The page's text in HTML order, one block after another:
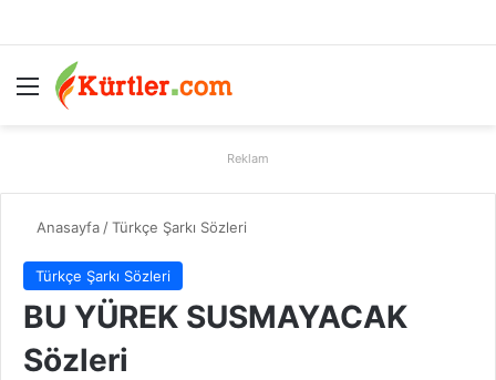
Menü
Reklam
Anasayfa /Türkçe Şarkı Sözleri
Türkçe Şarkı Sözleri
BU YÜREK SUSMAYACAK
Sözleri